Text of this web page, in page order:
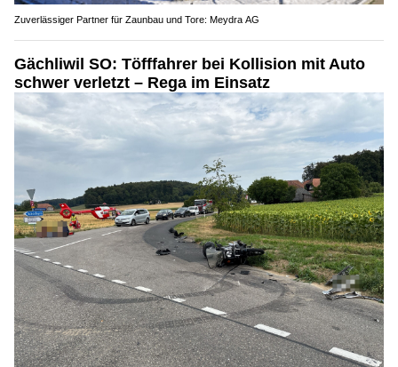
Zuverlässiger Partner für Zaunbau und Tore: Meydra AG
Gächliwil SO: Töfffahrer bei Kollision mit Auto
schwer verletzt – Rega im Einsatz